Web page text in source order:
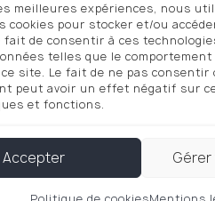
meilleures expériences, nous
cookies pour stocker et/ou
fait de consentir à ces
telles que le comportement
site. Le fait de ne pas consentir
peut avoir un effet négatif sur
et fonctions.
Accepter